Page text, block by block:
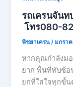
รถเครนจันท
โทร080-
พิชยาเครน/มกรา
หากคุณกำลังมอ
ยาก พื้นที่ทับซ้อ
ยกที่ใส่ใจทุกขั้